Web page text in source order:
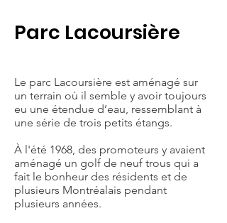
Parc Lacoursière
Le parc Lacoursière est aménagé sur
un terrain où il semble y avoir toujours
eu une étendue d’eau, ressemblant à
une série de trois petits étangs.
À l'été 1968, des promoteurs y avaient
aménagé un golf de neuf trous qui a
fait le bonheur des résidents et de
plusieurs Montréalais pendant
plusieurs années.